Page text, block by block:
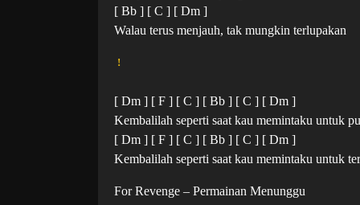
[ Bb ] [ C ] [ Dm ]
Walau terus menjauh, tak mungkin terlupakan
!
[ Dm ] [ F ] [ C ] [ Bb ] [ C ] [ Dm ]
Kembalilah seperti saat kau memintaku untuk
[ Dm ] [ F ] [ C ] [ Bb ] [ C ] [ Dm ]
Kembalilah seperti saat kau memintaku untuk
For Revenge – Permainan Menunggu